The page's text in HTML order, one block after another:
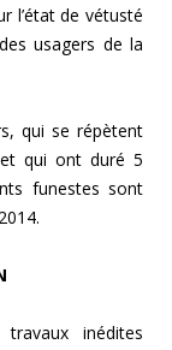
l’état de vétusté
usagers de la
qui se répètent
qui ont duré 5
funestes sont
inédites